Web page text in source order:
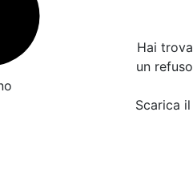
Hai
un
Scarica